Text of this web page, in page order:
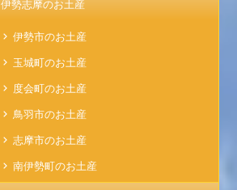
伊勢志摩のお土産
伊勢市のお土産
玉城町のお土産
度会町のお土産
鳥羽市のお土産
志摩市のお土産
南伊勢町のお土産